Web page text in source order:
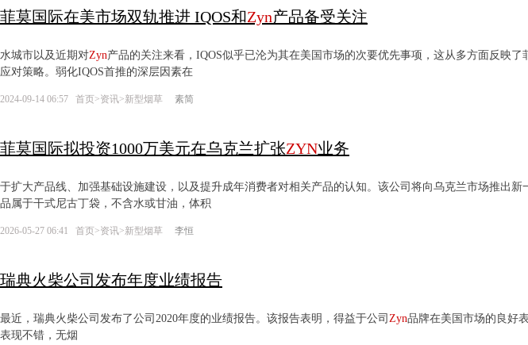
菲莫国际在美市场双轨推进 IQOS和Zyn产品备受关注
水城市以及近期对Zyn产品的关注来看，IQOS似乎已沦为其在美国市场的次要优先事项，这从多方面反映了
应对策略。弱化IQOS首推的深层因素在
2024-09-14 06:57 首页>资讯>新型烟草 素简
菲莫国际拟投资1000万美元在乌克兰扩张ZYN业务
于扩大产品线、加强基础设施建设，以及提升成年消费者对相关产品的认知。该公司将向乌克兰市场推出新
品属于干式尼古丁袋，不含水或甘油，体积
2026-05-27 06:41 首页>资讯>新型烟草 李恒
瑞典火柴公司发布年度业绩报告
最近，瑞典火柴公司发布了公司2020年度的业绩报告。该报告表明，得益于公司 Zyn品牌在美国市场的良好
表现不错，无烟